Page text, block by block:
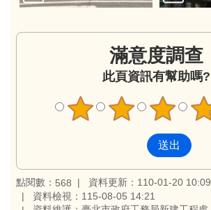
滿意度調查
此頁資訊有幫助嗎?
點閱數： 568
資料更新：110-01-20 10:09
資料檢視：115-08-05 14:21